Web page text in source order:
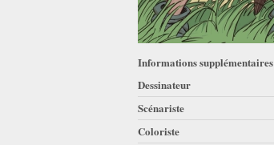
Informations supplémentaires
Dessinateur
Scénariste
Coloriste